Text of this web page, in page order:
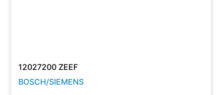
12027200 ZEEF
BOSCH/SIEMENS